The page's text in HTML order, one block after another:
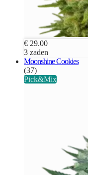
€ 29.00
3 zaden
Moonshine Cookies
(37)
Pick&Mix